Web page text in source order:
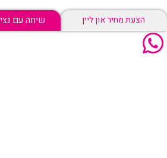
הצעת מחיר און ליין שיחה עם